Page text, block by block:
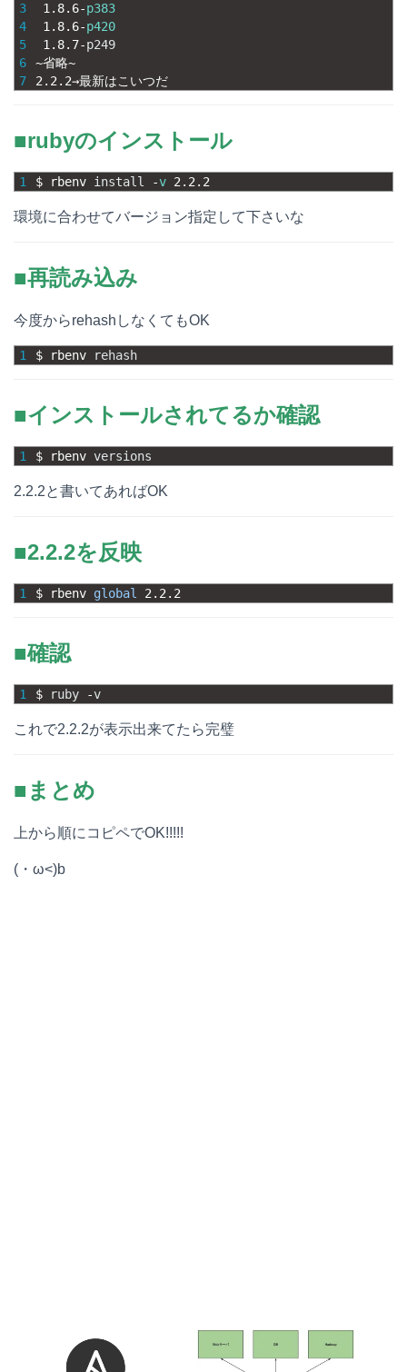
3
4
5
6
7
1.8.6-p383
1.8.6-p420
1.8.7-p249
~省略~
2.2.2→最新はこいつだ
■rubyのインストール
1 $ rbenv install -v 2.2.2
環境に合わせてバージョン指定して下さいな
■再読み込み
今度からrehashしなくてもOK
1 $ rbenv rehash
■インストールされてるか確認
1 $ rbenv versions
2.2.2と書いてあればOK
■2.2.2を反映
1 $ rbenv global 2.2.2
■確認
1 $ ruby -v
これで2.2.2が表示出来てたら完璧
■まとめ
上から順にコピペでOK!!!!!
(・ω<)b